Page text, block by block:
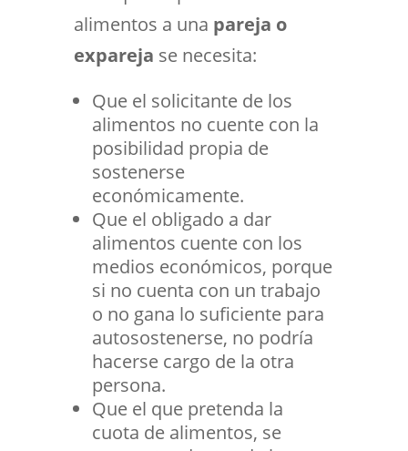
alimentos a una pareja o
expareja se necesita:
Que el solicitante de los
alimentos no cuente con la
posibilidad propia de
sostenerse
económicamente.
Que el obligado a dar
alimentos cuente con los
medios económicos, porque
si no cuenta con un trabajo
o no gana lo suficiente para
autosostenerse, no podría
hacerse cargo de la otra
persona.
Que el que pretenda la
cuota de alimentos, se